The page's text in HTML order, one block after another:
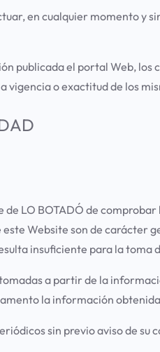
en cualquier momento y
publicada el portal Web,
o exactitud de los
LO BOTADÓ de
Website son de carácter
insuficiente para la
a partir de la
la información
sin previo aviso de